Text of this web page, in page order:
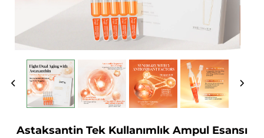
Astaksantin Tek Kullanımlık Ampul Esansı